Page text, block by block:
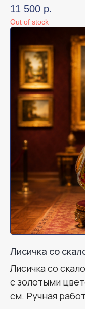
11 500 р.
Out of stock
Лисичка со
Лисичка со
с золотыми
см. Ручная